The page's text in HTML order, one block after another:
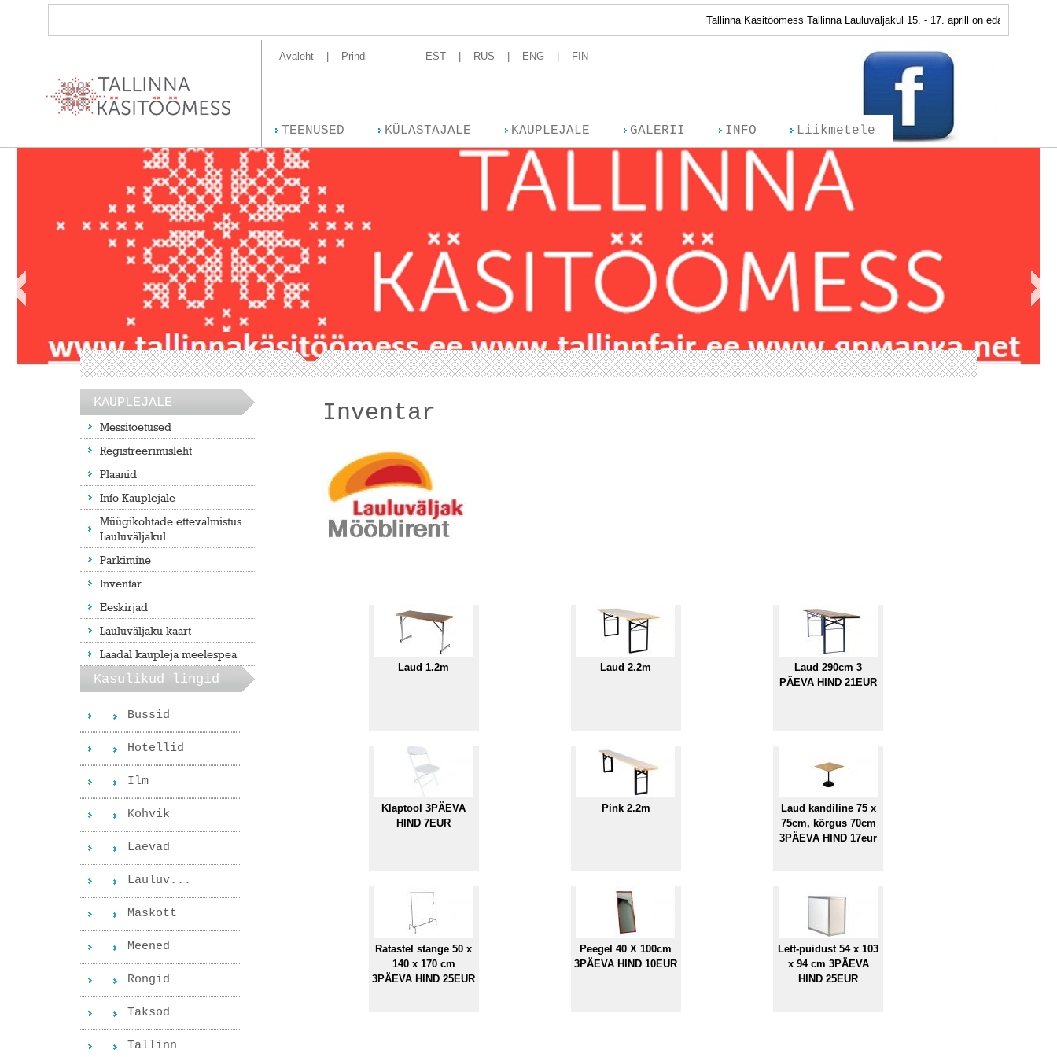
Tallinna Käsitöömess Tallinna Lauluväljakul 15. - 17. aprill on edasi lükatud.
Avaleht Prindi EST RUS ENG FIN
TEENUSED KÜLASTAJALE KAUPLEJALE GALERII INFO Liikmetele
KAUPLEJALE
Messitoetused
Registreerimisleht
Plaanid
Info Kauplejale
Müügikohtade ettevalmistus
Lauluväljakul
Parkimine
Inventar
Eeskirjad
Lauluväljaku kaart
Laadal kaupleja meelespea
Kasulikud lingid
Bussid
Hotellid
Ilm
Kohvik
Laevad
Lauluv...
Maskott
Meened
Rongid
Taksod
Tallinn
Inventar
Laud 1.2m Laud 2.2m
Laud 290cm 3
PÄEVA HIND 21EUR
Klaptool 3PÄEVA
HIND 7EUR
Pink 2.2m
Laud kandiline 75 x
75cm, kõrgus 70cm
3PÄEVA HIND 17eur
Ratastel stange 50 x
140 x 170 cm
3PÄEVA HIND 25EUR
Peegel 40 X 100cm
3PÄEVA HIND 10EUR
Lett-puidust 54 x 103
x 94 cm 3PÄEVA
HIND 25EUR